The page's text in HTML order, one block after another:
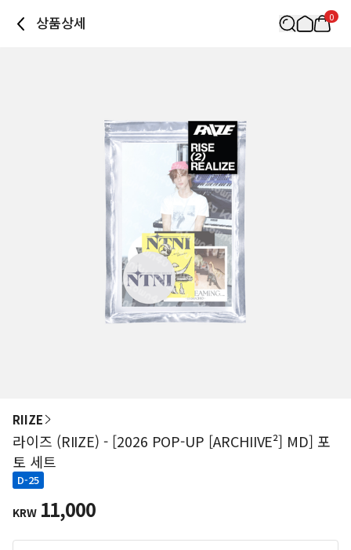
상품상세 0
RIIZE
라이즈 (RIIZE) - [2026 POP-UP [ARCHIIVE²] MD] 포
토 세트
D-25
KRW 11,000